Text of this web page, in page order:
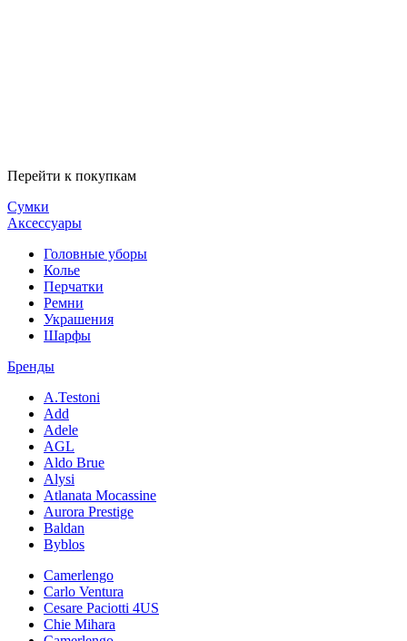
Перейти к покупкам
Сумки
Аксессуары
Головные уборы
Колье
Перчатки
Ремни
Украшения
Шарфы
Бренды
A.Testoni
Add
Adele
AGL
Aldo Brue
Alysi
Atlanata Mocassine
Aurora Prestige
Baldan
Byblos
Camerlengo
Carlo Ventura
Cesare Paciotti 4US
Chie Mihara